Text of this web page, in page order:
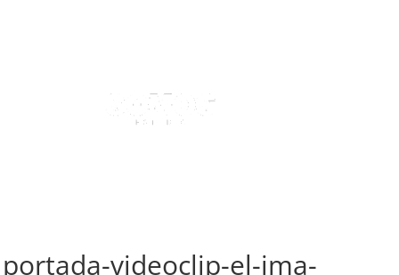
portada-videoclip-el-ima-